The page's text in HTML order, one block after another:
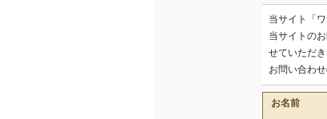
当サイト「
当サイトの
せていただき
お問い合わ
お名前